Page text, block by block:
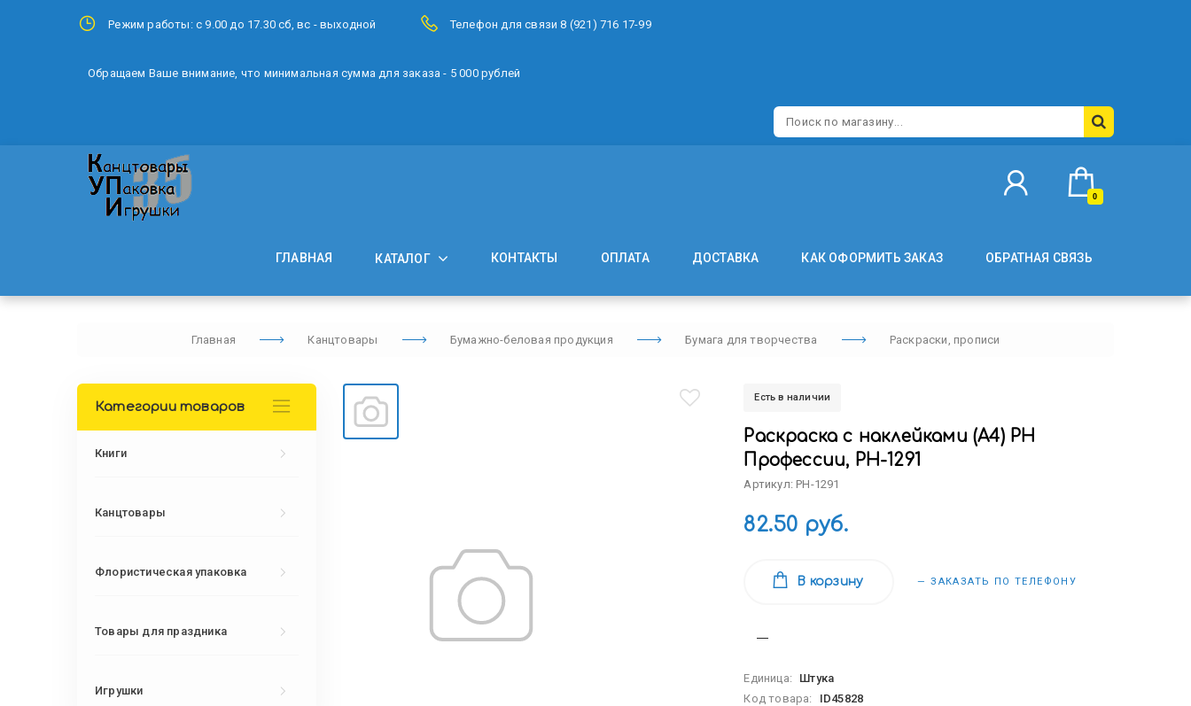
Режим работы: с 9.00 до 17.30 сб, вс - выходной Телефон для связи 8 (921) 716 17-99
Обращаем Ваше внимание, что минимальная сумма для заказа - 5 000 рублей
0
ГЛАВНАЯ КАТАЛОГ КОНТАКТЫ ОПЛАТА ДОСТАВКА КАК ОФОРМИТЬ ЗАКАЗ ОБРАТНАЯ СВЯЗЬ
Главная Канцтовары Бумажно-беловая продукция Бумага для творчества Раскраски, прописи
Есть в наличии
Раскраска с наклейками (А4) РН
Профессии, РН-1291
Артикул: РН-1291
82.50 руб.
В корзину — ЗАКАЗАТЬ ПО ТЕЛЕФОНУ
Единица:
Штука
Код товара:
ID45828
Категории товаров
Книги
Канцтовары
Флористическая упаковка
Товары для праздника
Игрушки